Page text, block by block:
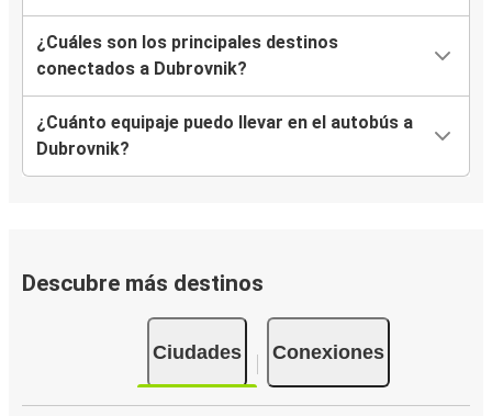
Tirana
Dubrovnik
Dubrovnik
Liubliana
Dubrovnik
Dubrovnik
Dubrovnik
¿Cuáles son los principales destinos
conectados a Dubrovnik?
¿Cuánto equipaje puedo llevar en el autobús a
Dubrovnik?
Descubre más destinos
Ciudades Conexiones